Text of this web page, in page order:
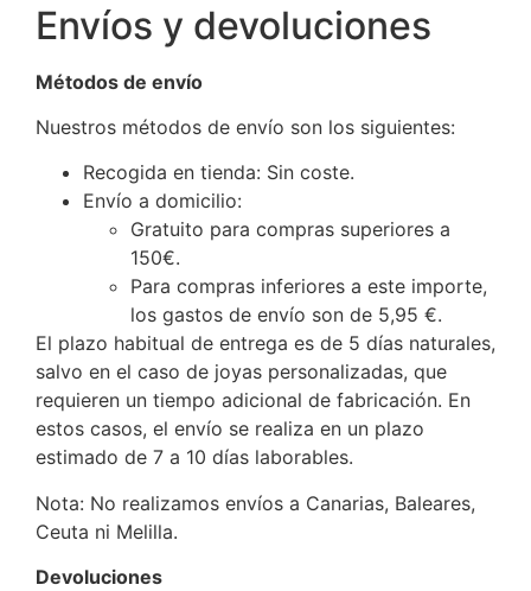
Envíos y devoluciones
Métodos de envío
Nuestros métodos de envío son los siguientes:
Recogida en tienda: Sin coste.
Envío a domicilio:
Gratuito para compras superiores a
150€.
Para compras inferiores a este importe,
los gastos de envío son de 5,95 €.
El plazo habitual de entrega es de 5 días naturales,
salvo en el caso de joyas personalizadas, que
requieren un tiempo adicional de fabricación. En
estos casos, el envío se realiza en un plazo
estimado de 7 a 10 días laborables.
Nota: No realizamos envíos a Canarias, Baleares,
Ceuta ni Melilla.
Devoluciones